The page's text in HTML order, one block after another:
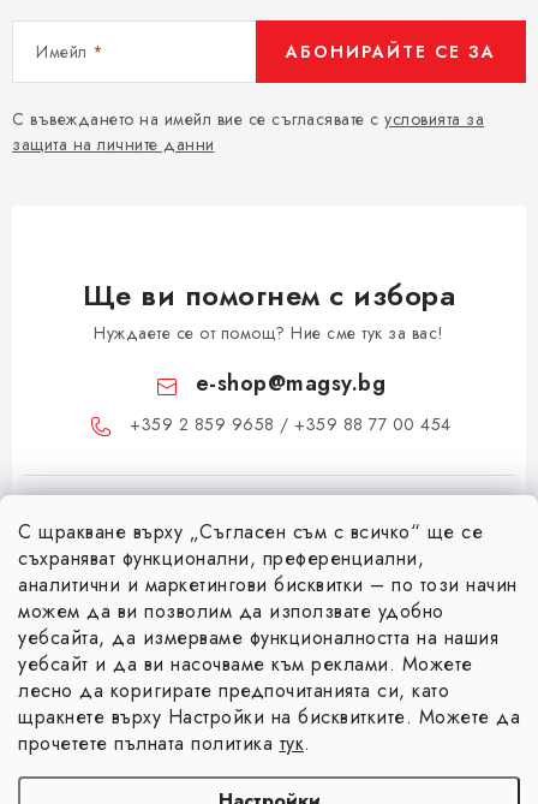
С щракване върху „Съгласен съм с всичко“ ще се
съхраняват функционални, преференциални,
аналитични и маркетингови бисквитки – по този начин
можем да ви позволим да използвате удобно
уебсайта, да измерваме функционалността на нашия
уебсайт и да ви насочваме към реклами. Можете
лесно да коригирате предпочитанията си, като
щракнете върху Настройки на бисквитките. Можете да
прочетете пълната политика тук.
Имейл
С въвеждането на имейл вие се съгласявате с условията за
защита на личните данни
АБОНИРАЙТЕ СЕ ЗА
Ще ви помогнем с избора
Нуждаете се от помощ? Ние сме тук за вас!
e-shop@magsy.bg
+359 2 859 9658 / +359 88 77 00 454
Ф
Информация за вас
Коя е фирма Magsy?
Контакти
Facebook